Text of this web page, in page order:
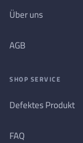
Über uns
AGB
SHOP SERVICE
Defektes Produkt
FAQ